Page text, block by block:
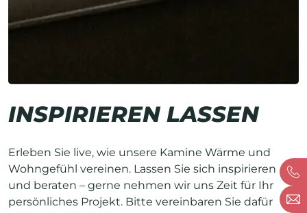
INSPIRIEREN LASSEN
Erleben Sie live, wie unsere Kamine Wärme und
Wohngefühl vereinen. Lassen Sie sich inspirieren
und beraten – gerne nehmen wir uns Zeit für Ihr
persönliches Projekt. Bitte vereinbaren Sie dafür